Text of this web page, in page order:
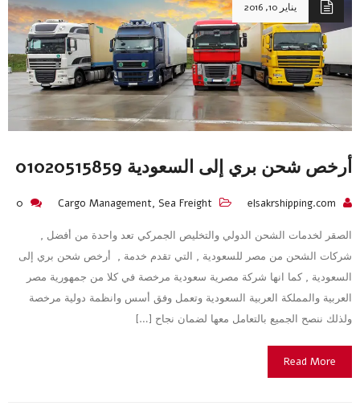
يناير 10, 2016
أرخص شحن بري إلى السعودية 01020515859
elsakrshipping.com
Cargo Management, Sea Freight
الصقر لخدمات الشحن الدولي والتخليص الجمركي تعد واحدة من أفضل ,
شركات الشحن من مصر للسعودية , التي تقدم خدمة , أرخص شحن بري إلى
السعودية , كما انها شركة مصرية سعودية مرخصة في كلا من جمهورية مصر
العربية والمملكة العربية السعودية وتعمل وفق أسس وانظمة دولية مرخصة
ولذلك ننصح الجميع بالتعامل معها لضمان نجاح […]
Read More